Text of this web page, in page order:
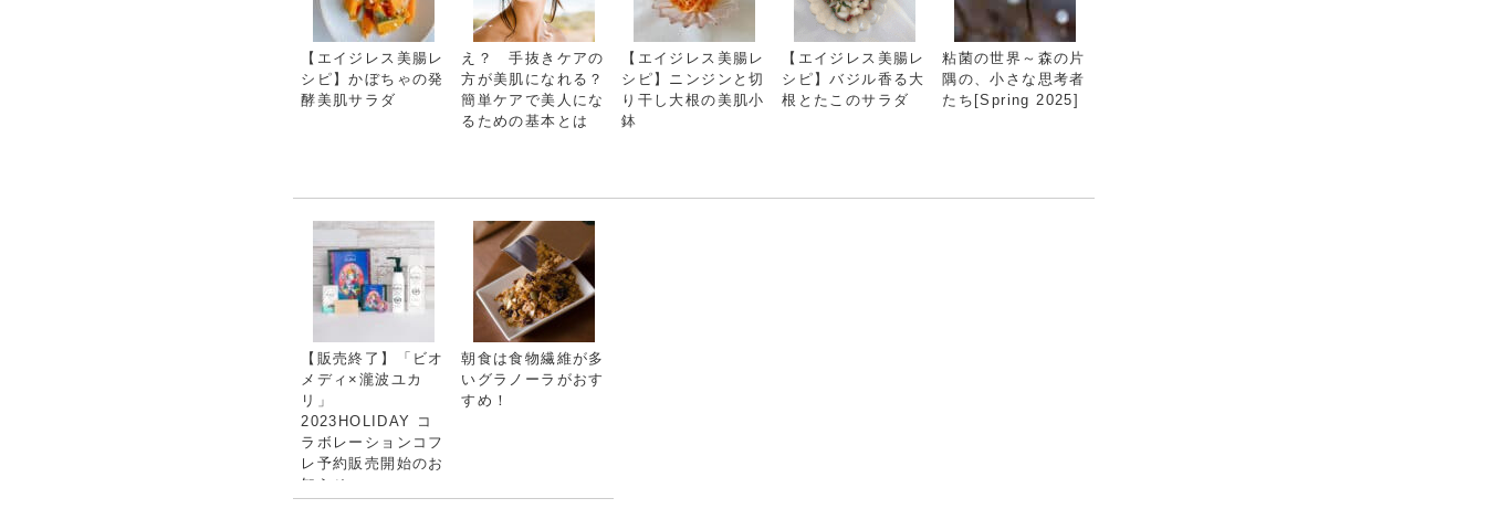
【エイジレス美腸レ
シピ】かぼちゃの発
酵美肌サラダ
え？ 手抜きケアの
方が美肌になれる？
簡単ケアで美人にな
るための基本とは
【エイジレス美腸レ
シピ】ニンジンと切
り干し大根の美肌小
鉢
【エイジレス美腸レ
シピ】バジル香る大
根とたこのサラダ
粘菌の世界～森の片
隅の、小さな思考者
たち[Spring 2025]
【販売終了】「ビオ
メディ×瀧波ユカ
リ」
2023HOLIDAY コ
ラボレーションコフ
レ予約販売開始のお
知らせ
朝食は食物繊維が多
いグラノーラがおす
すめ！